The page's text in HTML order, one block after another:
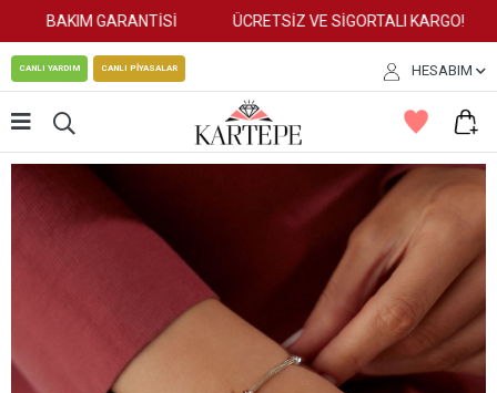
BAKIM GARANTİSİ ÜCRETSİZ VE SİGORTALI KARGO!
CANLI YARDIM CANLI PİYASALAR HESABIM